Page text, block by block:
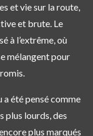
et vie sur la route,
et brute. Le
à l’extrême, où
mélangent pour
a été pensé comme
plus lourds, des
plus marqués